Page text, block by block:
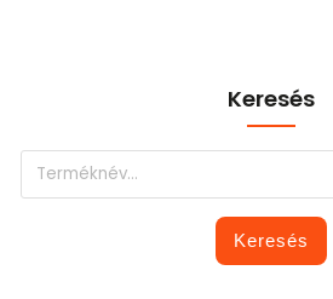
Keresés
Keresés